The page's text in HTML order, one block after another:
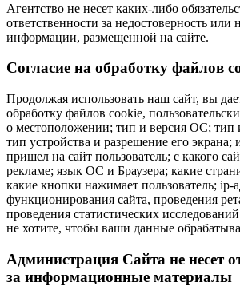
Агентство не несет каких-либо
ответственности за недостоверность или
информации, размещенной на сайте.
Cогласие на обработку файлов
Продолжая использовать наш сайт, вы
обработку файлов cookie,
о местоположении; тип и версия ОС; тип
тип устройства и разрешение его экрана;
пришел на сайт пользователь; с какого
рекламе; язык ОС и Браузера; какие
какие кнопки нажимает пользователь; ip-
функционирования сайта, проведения
проведения статистических
не хотите, чтобы ваши данные
Администрация Сайта не несет
за информационные материалы